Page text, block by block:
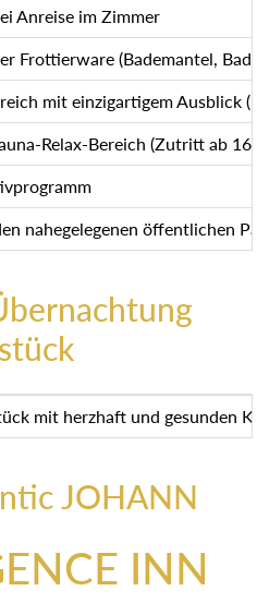
Anreise im Zimmer
Frottierware (Bademantel,
mit einzigartigem
Relax-Bereich (Zutritt ab
nahegelegenen öffentlichen
mit herzhaft und gesunden
JOHANN
INN